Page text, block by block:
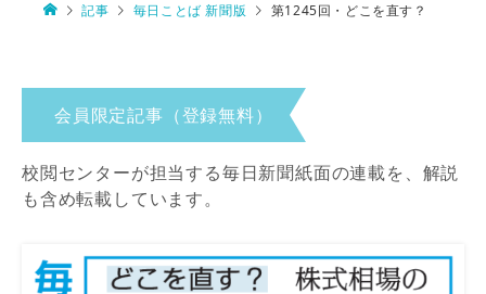
記事 毎日ことば 新聞版 第1245回・どこを直す？
会員限定記事（登録無料）
校閲センターが担当する毎日新聞紙面の連載を、解説
も含め転載しています。